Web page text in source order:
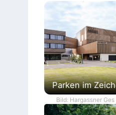
Parken im
Bild: Hargassner Ges